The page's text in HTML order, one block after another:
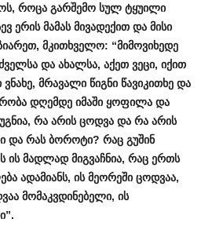
, როცა გარშემო სულ ტყუილი
ერის მამას მივადექით და მისი
, მკითხველო: “მიმოვიხედე
და ახალსა, აქეთ ვეცი, იქით
ვნახე, მრავალი წიგნი წავიკითხე და
დღემდე იმაში ყოფილა და
, რა არის ცოდვა და რა არის
და რას ბოროტი? რაც გუშინ
ის მადლად მიგვაჩნია, რაც ერთს
ადამიანს, ის მეორეში ცოდვაა,
მომაკვდინებელი, ის
”.